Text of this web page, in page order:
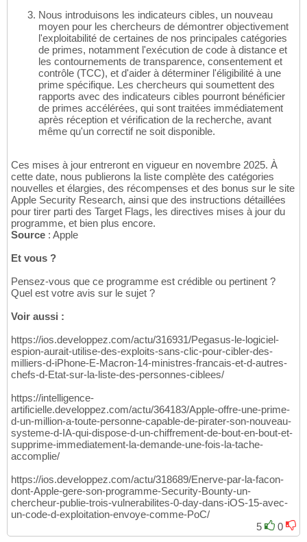
Nous introduisons les indicateurs cibles, un nouveau
moyen pour les chercheurs de démontrer objectivement
l'exploitabilité de certaines de nos principales catégories
de primes, notamment l'exécution de code à distance et
les contournements de transparence, consentement et
contrôle (TCC), et d'aider à déterminer l'éligibilité à une
prime spécifique. Les chercheurs qui soumettent des
rapports avec des indicateurs cibles pourront bénéficier
de primes accélérées, qui sont traitées immédiatement
après réception et vérification de la recherche, avant
même qu'un correctif ne soit disponible.
Ces mises à jour entreront en vigueur en novembre 2025. À
cette date, nous publierons la liste complète des catégories
nouvelles et élargies, des récompenses et des bonus sur le site
Apple Security Research, ainsi que des instructions détaillées
pour tirer parti des Target Flags, les directives mises à jour du
programme, et bien plus encore.
Source : Apple
Et vous ?
Pensez-vous que ce programme est crédible ou pertinent ?
Quel est votre avis sur le sujet ?
Voir aussi :
https://ios.developpez.com/actu/316931/Pegasus-le-logiciel-
espion-aurait-utilise-des-exploits-sans-clic-pour-cibler-des-
milliers-d-iPhone-E-Macron-14-ministres-francais-et-d-autres-
chefs-d-Etat-sur-la-liste-des-personnes-ciblees/
https://intelligence-
artificielle.developpez.com/actu/364183/Apple-offre-une-prime-
d-un-million-a-toute-personne-capable-de-pirater-son-nouveau-
systeme-d-IA-qui-dispose-d-un-chiffrement-de-bout-en-bout-et-
supprime-immediatement-la-demande-une-fois-la-tache-
accomplie/
https://ios.developpez.com/actu/318689/Enerve-par-la-facon-
dont-Apple-gere-son-programme-Security-Bounty-un-
chercheur-publie-trois-vulnerabilites-0-day-dans-iOS-15-avec-
un-code-d-exploitation-envoye-comme-PoC/
5
0